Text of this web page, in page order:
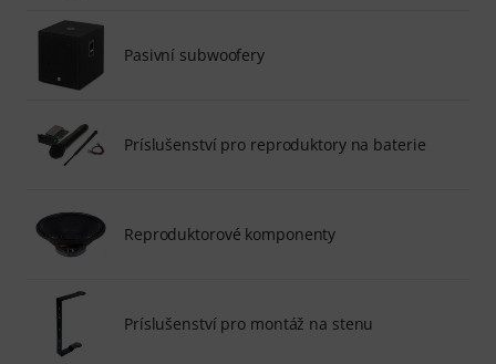
Pasivní subwoofery
Príslušenství pro reproduktory na baterie
Reproduktorové komponenty
Príslušenství pro montáž na stenu